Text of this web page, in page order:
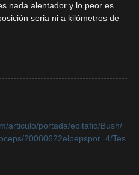
nada alentador y lo peor es
seria ni a kilómetros de
articulo/portada/epitafio/Bush/
20080622elpepspor_4/Tes